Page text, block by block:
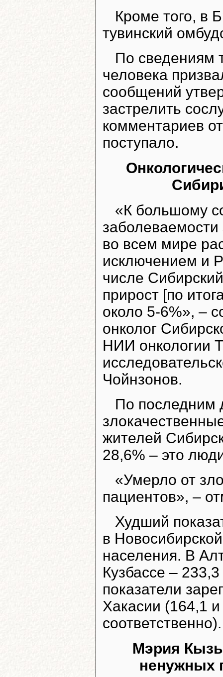
Кроме того, в
тувинский
По сведениям
человека
сообщений
застрелить
комментариев
поступало.
«К большому
во всем мире
исключением и
числе
прирост [по
около 5-6%», –
онколог
НИИ онкологии
Чойнзонов.
По последним
жителей
28,6% – это
«Умерло от
пациентов», –
Худший
в
населения. В
Кузбассе –
показатели
Хакасии (164,1
соответственно).
Мэрия
ненужных